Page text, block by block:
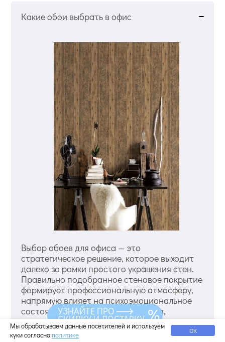
Какие обои выбрать в офис
Выбор обоев для офиса — это
стратегическое решение, которое выходит
далеко за рамки простого украшения стен.
Правильно подобранное стеновое покрытие
формирует профессиональную атмосферу,
напрямую влияет на психоэмоциональное
состояние сотрудников и клиентов,
укрепляет корпоративный имидж и решает
сугубо практические задачи долговечности
Мы обрабатываем данные посетителей и используем
куки согласно политике ОК
УЗНАЙТЕ ПРО
СКИДКУ И ДОСТАВКУ